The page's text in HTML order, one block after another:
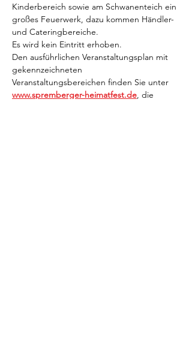
Kinderbereich sowie am Schwanenteich ein
großes Feuerwerk, dazu kommen Händler-
und Cateringbereiche.
Es wird kein Eintritt erhoben.
Den ausführlichen Veranstaltungsplan mit
gekennzeichneten
Veranstaltungsbereichen finden Sie unter
www.spremberger-heimatfest.de, die